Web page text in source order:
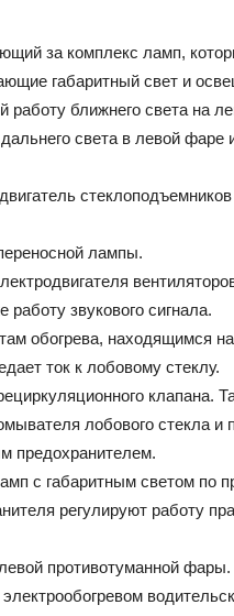
за комплекс ламп,
габаритный свет и
ближнего света на
света в левой фаре
лампы.
работу звукового сигнала.
обогрева, находящимся
ток к лобовому стеклу.
клапана.
лобового стекла и
предохранителем.
с габаритным светом по
регулируют работу
противотуманной фары.